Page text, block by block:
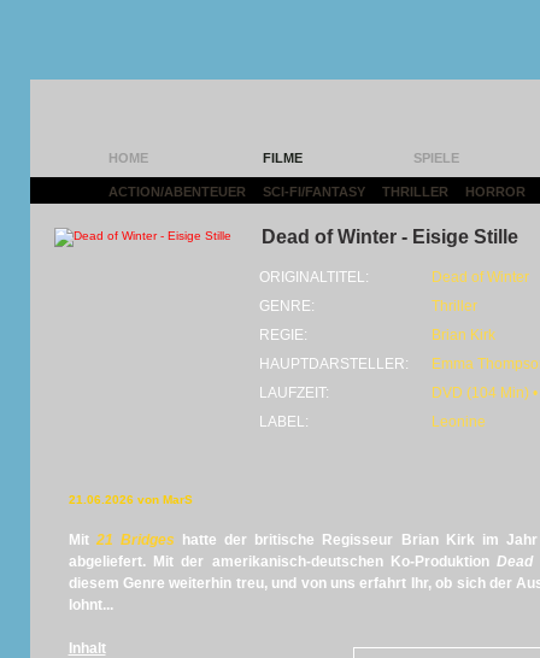
HOME FILME SPIELE
ACTION/ABENTEUER SCI-FI/FANTASY THRILLER HORROR
Dead of Winter - Eisige Stille
ORIGINALTITEL:
Dead of Winter
GENRE:
Thriller
REGIE:
Brian Kirk
HAUPTDARSTELLER:
Emma
LAUFZEIT:
DVD (104 Min)
LABEL:
Leonine
21.06.2026 von MarS
Mit 21 Bridges hatte der britische Regisseur Brian Kirk im
abgeliefert. Mit der amerikanisch-deutschen Ko-ProduktionDead
diesem Genre weiterhin treu, und von uns erfahrt Ihr, ob sich der
lohnt...
Inhalt